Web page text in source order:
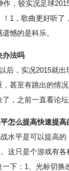
较实况足球
！1，歌曲更好听
憾的是科乐。
办法吗
，实况2015就出
甚至有跳出的情
，之前一直看论坛
怎么提高快速提高
平是可以提高的
这只是个游戏有
下：1、光标切换